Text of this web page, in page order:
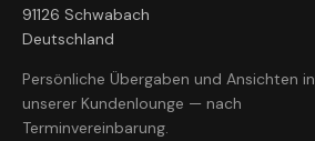
91126 Schwabach
Deutschland
Persönliche Übergaben und Ansichten in
unserer Kundenlounge — nach
Terminvereinbarung.